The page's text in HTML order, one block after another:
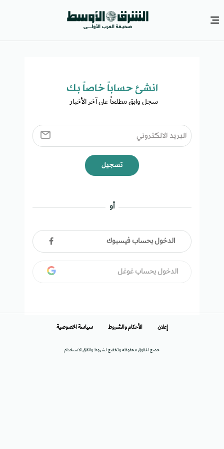
انشئ حساباً خاصاً بك​
سجل وابق مطلعاً على آخر الأخبار ​
تسجيل
أو
الدخول بحساب فيسبوك
الدخول بحساب غوغل
جميع الحقوق محفوظة وتخضع لشروط واتفاق الاستخدام
إعلان الأحكام والشروط سياسة الخصوصية